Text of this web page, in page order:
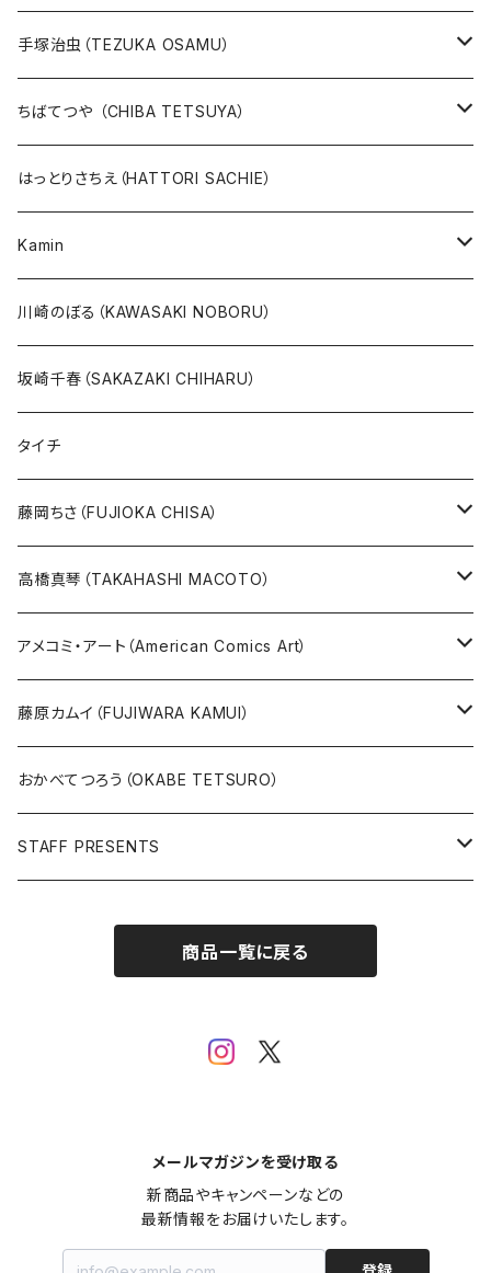
人気作品TOP10
版画
10万未満
20万未満
本、カレンダー
イバラード新作版画2026
手塚治虫（TEZUKA OSAMU）
版画
鉄腕アトム
ジャングル大帝
その他
人気作品TOP10
ちばてつや （CHIBA TETSUYA）
版画
あしたのジョー
その他
人気作品TOP5
はっとりさちえ（HATTORI SACHIE）
Kamin
版画
川崎のぼる（KAWASAKI NOBORU）
坂崎千春（SAKAZAKI CHIHARU）
タイチ
藤岡ちさ（FUJIOKA CHISA）
版画
原画
高橋真琴（TAKAHASHI MACOTO）
版画
直筆サイン入り
版上サイン【新作】
グッズ
アメコミ・アート（American Comics Art）
ガブリエーレ・デッロット版画
SPIDER MAN
BATMAN
人気作品TOP5
藤原カムイ（FUJIWARA KAMUI）
複製原画
おかべてつろう（OKABE TETSURO）
STAFF PRESENTS
商品一覧に戻る
メールマガジンを受け取る
新商品やキャンペーンなどの
最新情報をお届けいたします。